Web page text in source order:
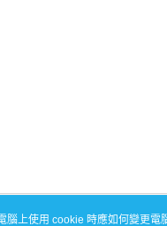
腦上使用 cookie 時應如何變更電